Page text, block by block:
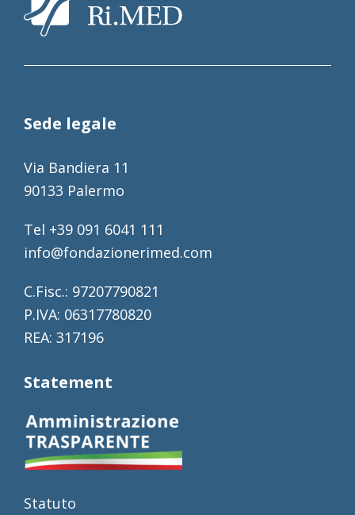
Sede legale
Via Bandiera 11
90133 Palermo
Tel +39 091 6041 111
info@fondazionerimed.com
C.Fisc.: 97207790821
P.IVA: 06317780820
REA: 317196
Statement
Statuto